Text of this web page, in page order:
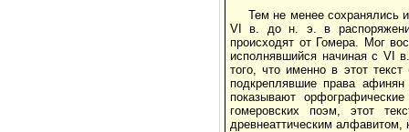
Тем не менее сохранялись
VI в. до н. э. в
происходят от Гомера. Мог
исполнявшийся начиная с VI
того, что именно в этот
подкреплявшие права
показывают
гомеровских поэм, этот
древнеаттическим алфавитом,